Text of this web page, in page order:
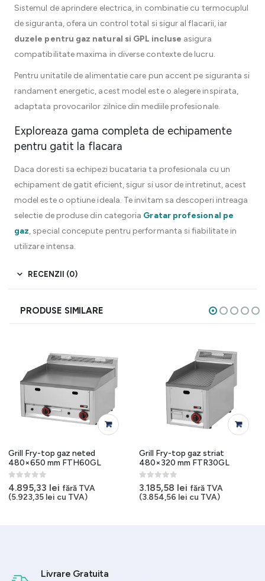
Sistemul de aprindere electrica, in combinatie cu termocuplul
de siguranta, ofera un control total si sigur al flacarii, iar
duzele pentru gaz natural si GPL incluse asigura
compatibilitate maxima in diverse contexte de lucru.
Pentru unitatile de alimentatie care pun accent pe siguranta si
randament energetic, acest model este o alegere inspirata,
adaptata provocarilor zilnice din mediile profesionale.
Exploreaza gama completa de echipamente
pentru gatit la flacara
Daca doresti sa echipezi bucataria ta profesionala cu un
echipament de gatit eficient, sigur si usor de intretinut, acest
model este o optiune ideala. Te invitam sa descoperi intreaga
selectie de produse din categoria Gratar profesional pe
gaz, special concepute pentru performanta si fiabilitate in
utilizare intensa.
RECENZII (0)
PRODUSE SIMILARE
Grill Fry-top gaz neted
480×650 mm FTH60GL
0out of 5
4.895,33 lei fără TVA
(5.923,35 lei cu TVA)
Grill Fry-top gaz striat
480×320 mm FTR30GL
0out of 5
3.185,58 lei fără TVA
(3.854,56 lei cu TVA)
Livrare Gratuita